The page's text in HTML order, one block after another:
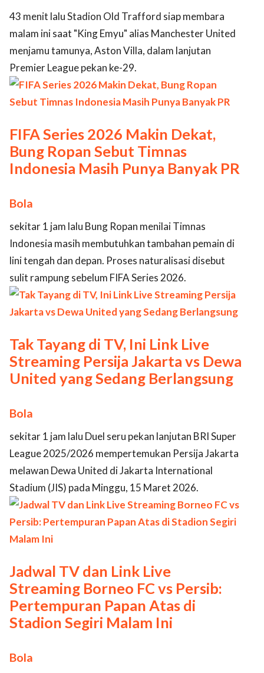
43 menit lalu Stadion Old Trafford siap membara
malam ini saat "King Emyu" alias Manchester United
menjamu tamunya, Aston Villa, dalam lanjutan
Premier League pekan ke-29.
FIFA Series 2026 Makin Dekat,
Bung Ropan Sebut Timnas
Indonesia Masih Punya Banyak PR
Bola
sekitar 1 jam lalu Bung Ropan menilai Timnas
Indonesia masih membutuhkan tambahan pemain di
lini tengah dan depan. Proses naturalisasi disebut
sulit rampung sebelum FIFA Series 2026.
Tak Tayang di TV, Ini Link Live
Streaming Persija Jakarta vs Dewa
United yang Sedang Berlangsung
Bola
sekitar 1 jam lalu Duel seru pekan lanjutan BRI Super
League 2025/2026 mempertemukan Persija Jakarta
melawan Dewa United di Jakarta International
Stadium (JIS) pada Minggu, 15 Maret 2026.
Jadwal TV dan Link Live
Streaming Borneo FC vs Persib:
Pertempuran Papan Atas di
Stadion Segiri Malam Ini
Bola